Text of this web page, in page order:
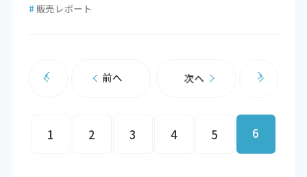
# 販売レポート
前へ
1 2 3 4 5 6
次へ